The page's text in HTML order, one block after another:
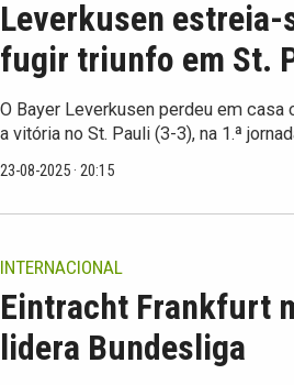
Leverkusen estreia-
fugir triunfo em St.
O Bayer Leverkusen perdeu em
a vitória no St. Pauli (3-3), na 1.ª
23-08-2025 · 20:15
INTERNACIONAL
Eintracht Frankfurt
lidera Bundesliga